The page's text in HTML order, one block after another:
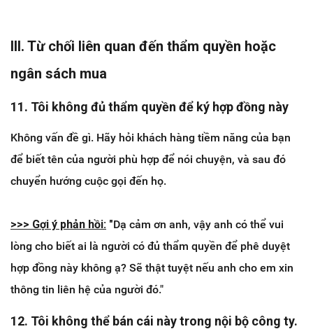
III. Từ chối liên quan đến thẩm quyền hoặc
ngân sách mua
11. Tôi không đủ thẩm quyền để ký hợp đồng này
Không vấn đề gì. Hãy hỏi khách hàng tiềm năng của bạn
để biết tên của người phù hợp để nói chuyện, và sau đó
chuyển hướng cuộc gọi đến họ.
>>> ​Gợi ý phản hồi: "Dạ cảm ơn anh, vậy anh có thể vui
lòng cho biết ai là người có đủ thẩm quyền để phê duyệt
hợp đồng này không ạ? Sẽ thật tuyệt nếu anh cho em xin
thông tin liên hệ của người đó."
12. Tôi không thể bán cái này trong nội bộ công ty.